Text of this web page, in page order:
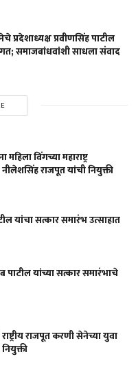
प्रदेशाध्यक्ष प्रवीणसिंह पाटील
समाजबांधवांशी साधला संवाद
महिला विंगच्या महाराष्ट्र
राजपूत यांची नियुक्ती
यांचा सत्कार समारंभ उत्साहात
यांच्या सत्कार समारंभाचे
राजपूत करणी सेनेच्या युवा